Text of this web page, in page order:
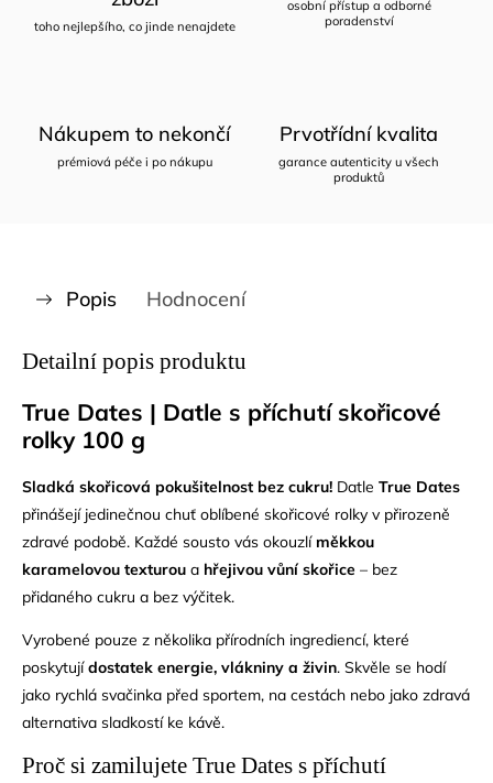
toho nejlepšího, co jinde nenajdete
osobní přístup a odborné
poradenství
Nákupem to nekončí
prémiová péče i po nákupu
Prvotřídní kvalita
garance autenticity u všech
produktů
Popis Hodnocení
Detailní popis produktu
True Dates | Datle s příchutí skořicové
rolky 100 g
Sladká skořicová pokušitelnost bez cukru! Datle True Dates
přinášejí jedinečnou chuť oblíbené skořicové rolky v přirozeně
zdravé podobě. Každé sousto vás okouzlíměkkou
karamelovou texturou a hřejivou vůní skořice – bez
přidaného cukru a bez výčitek.
Vyrobené pouze z několika přírodních ingrediencí, které
poskytujídostatek energie, vlákniny a živin. Skvěle se hodí
jako rychlá svačinka před sportem, na cestách nebo jako zdravá
alternativa sladkostí ke kávě.
Proč si zamilujete True Dates s příchutí